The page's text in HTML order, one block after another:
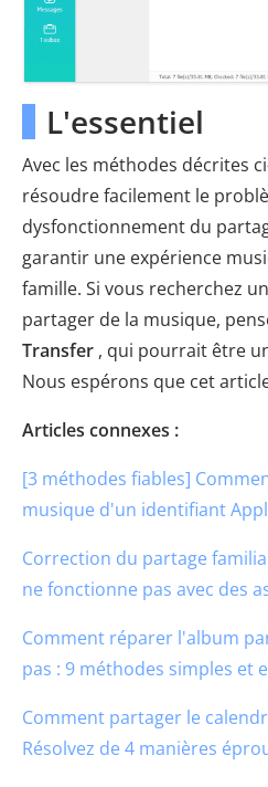
L'essentiel
Avec les méthodes décrites
résoudre facilement le
dysfonctionnement du
garantir une expérience
famille. Si vous recherchez
partager de la musique,
Transfer , qui pourrait être
Nous espérons que cet
Articles connexes :
[3 méthodes fiables]
musique d'un identifiant
Correction du partage
ne fonctionne pas avec des
Comment réparer l'album
pas : 9 méthodes simples et
Comment partager le
Résolvez de 4 manières